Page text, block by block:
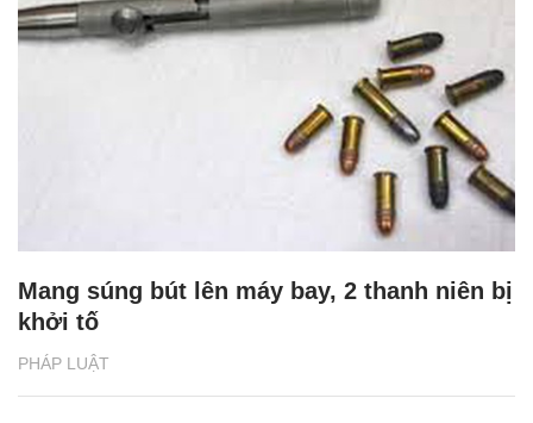
PHÁP LUẬT
Mang súng bút lên máy bay, 2 thanh niên bị
khởi tố